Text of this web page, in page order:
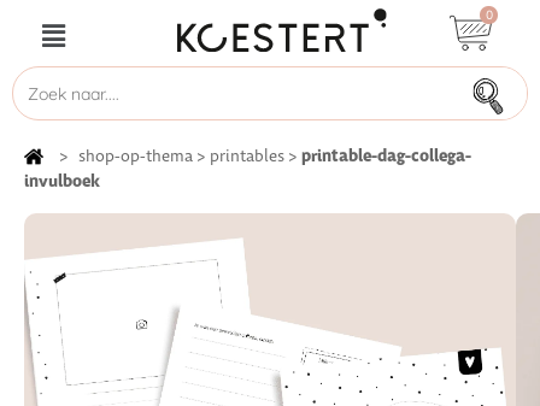
0
> shop-op-thema > printables > printable-dag-collega-
invulboek